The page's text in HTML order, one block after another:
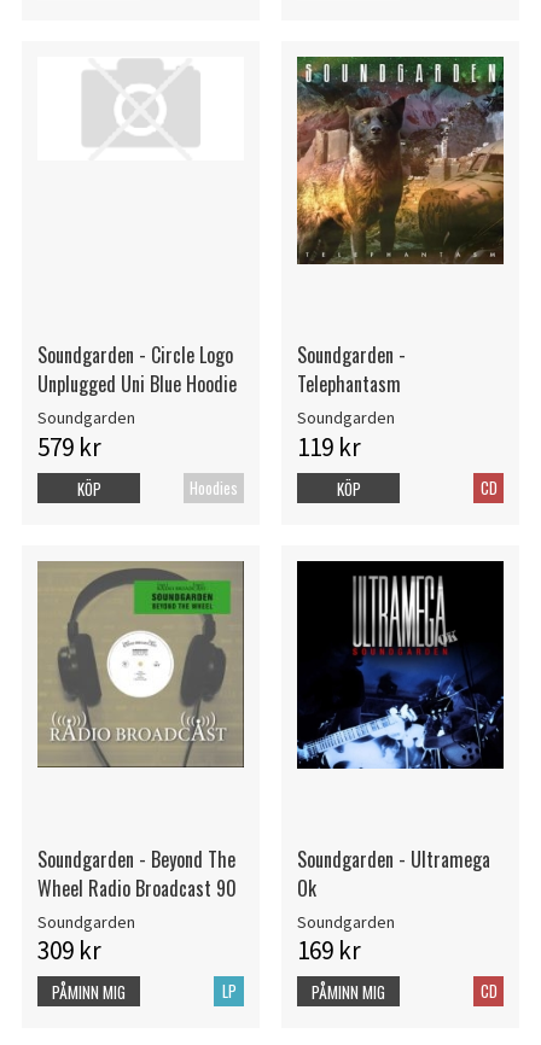
Soundgarden - Circle Logo
Unplugged Uni Blue Hoodie
Soundgarden
579 kr
Hoodies
KÖP
Soundgarden -
Telephantasm
Soundgarden
119 kr
CD
KÖP
Soundgarden - Beyond The
Wheel Radio Broadcast 90
Soundgarden
309 kr
LP
PÅMINN MIG
Soundgarden - Ultramega
Ok
Soundgarden
169 kr
CD
PÅMINN MIG